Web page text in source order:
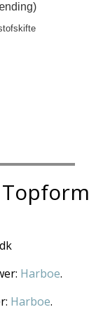
Harboe.
Harboe.